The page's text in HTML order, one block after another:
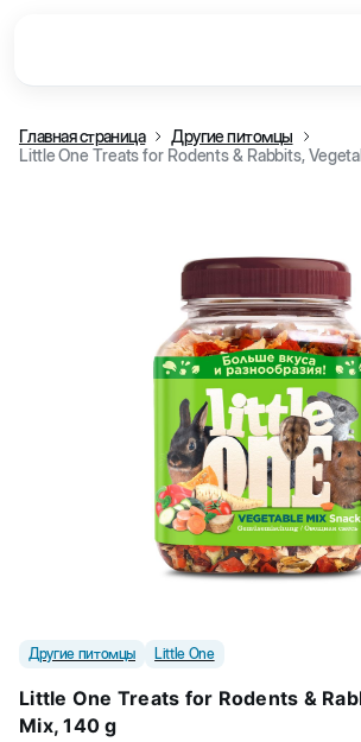
Главная страница
Другие питомцы
Другие питомцы Little One
Little One Treats for Rodents &
Mix, 140 g